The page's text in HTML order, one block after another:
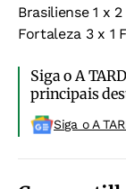
Brasiliense 1 x
Fortaleza 3 x 1
Siga o A
principais
Siga o A